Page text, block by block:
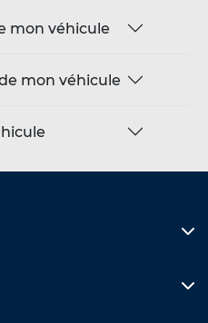
mon véhicule
mon véhicule